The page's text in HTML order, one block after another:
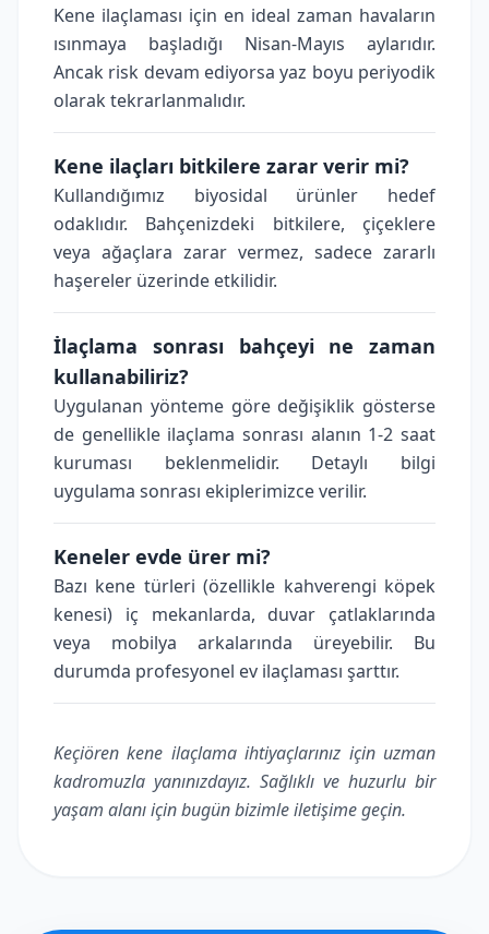
Kene ilaçlaması için en ideal zaman havaların
ısınmaya başladığı Nisan-Mayıs aylarıdır.
Ancak risk devam ediyorsa yaz boyu periyodik
olarak tekrarlanmalıdır.
Kene ilaçları bitkilere zarar verir mi?
Kullandığımız biyosidal ürünler hedef
odaklıdır. Bahçenizdeki bitkilere, çiçeklere
veya ağaçlara zarar vermez, sadece zararlı
haşereler üzerinde etkilidir.
İlaçlama sonrası bahçeyi ne zaman
kullanabiliriz?
Uygulanan yönteme göre değişiklik gösterse
de genellikle ilaçlama sonrası alanın 1-2 saat
kuruması beklenmelidir. Detaylı bilgi
uygulama sonrası ekiplerimizce verilir.
Keneler evde ürer mi?
Bazı kene türleri (özellikle kahverengi köpek
kenesi) iç mekanlarda, duvar çatlaklarında
veya mobilya arkalarında üreyebilir. Bu
durumda profesyonel ev ilaçlaması şarttır.
Keçiören kene ilaçlama ihtiyaçlarınız için uzman
kadromuzla yanınızdayız. Sağlıklı ve huzurlu bir
yaşam alanı için bugün bizimle iletişime geçin.